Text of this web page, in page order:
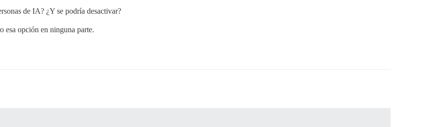
de IA? ¿Y se podría desactivar?
esa opción en ninguna parte.